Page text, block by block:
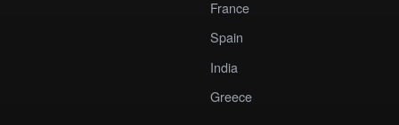
France
Spain
India
Greece